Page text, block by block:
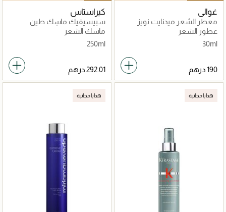
غوالي
معطر الشعر ميدنايت نويز
عطور الشعر
30ml
كيراستاس
سبيسيفيك ماسك طين
للشعر لفروة الرأس الدهنية
ماسك الشعر
250ml
هدايا مجانية هدايا مجانية